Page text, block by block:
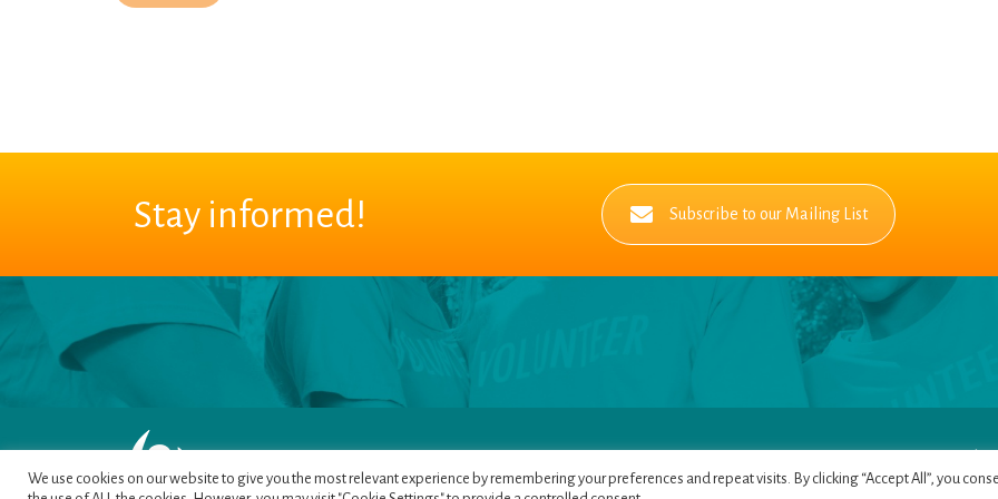
Stay informed! Subscribe to our Mailing List
We use cookies on our website to give you the most relevant experience by remembering your preferences and repeat visits. By clicking “Accept All”, you